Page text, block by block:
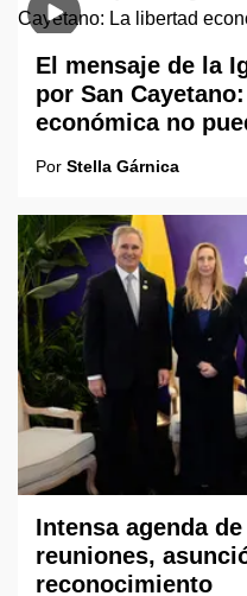
El mensaje de la
por San
económica no
Por Stella Gárnica
Intensa agenda
reuniones,
reconocimiento